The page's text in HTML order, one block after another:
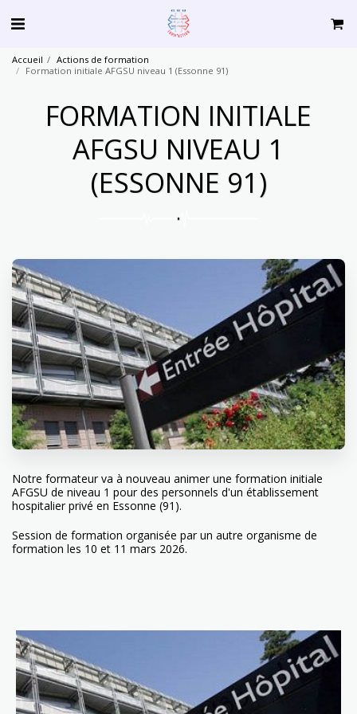
Accueil
Actions de formation
Formation initiale AFGSU niveau 1 (Essonne 91)
FORMATION INITIALE
AFGSU NIVEAU 1
(ESSONNE 91)
Notre formateur va à nouveau animer une formation initiale
AFGSU de niveau 1 pour des personnels d'un établissement
hospitalier privé en Essonne (91).
Session de formation organisée par un autre organisme de
formation les 10 et 11 mars 2026.